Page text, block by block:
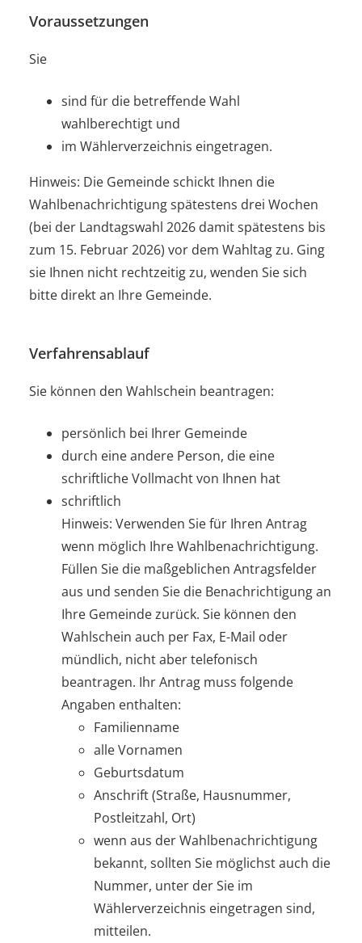
Voraussetzungen
Sie
sind für die betreffende Wahl
wahlberechtigt und
im Wählerverzeichnis eingetragen.
Hinweis: Die Gemeinde schickt Ihnen die
Wahlbenachrichtigung spätestens drei Wochen
(bei der Landtagswahl 2026 damit spätestens bis
zum 15. Februar 2026) vor dem Wahltag zu. Ging
sie Ihnen nicht rechtzeitig zu, wenden Sie sich
bitte direkt an Ihre Gemeinde.
Verfahrensablauf
Sie können den Wahlschein beantragen:
persönlich bei Ihrer Gemeinde
durch eine andere Person, die eine
schriftliche Vollmacht von Ihnen hat
schriftlich
Hinweis: Verwenden Sie für Ihren Antrag
wenn möglich Ihre Wahlbenachrichtigung.
Füllen Sie die maßgeblichen Antragsfelder
aus und senden Sie die Benachrichtigung an
Ihre Gemeinde zurück. Sie können den
Wahlschein auch per Fax, E-Mail oder
mündlich, nicht aber telefonisch
beantragen. Ihr Antrag muss folgende
Angaben enthalten:
Familienname
alle Vornamen
Geburtsdatum
Anschrift (Straße, Hausnummer,
Postleitzahl, Ort)
wenn aus der Wahlbenachrichtigung
bekannt, sollten Sie möglichst auch die
Nummer, unter der Sie im
Wählerverzeichnis eingetragen sind,
mitteilen.